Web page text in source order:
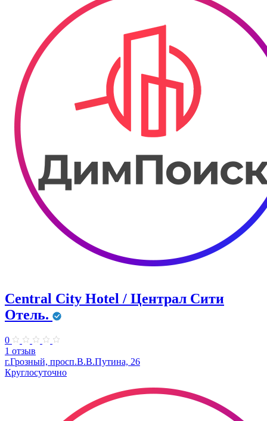
Central City Ноtel / Централ Сити
Отель.
0
1 отзыв
г.Грозный, просп.В.В.Путина, 26
Круглосуточно